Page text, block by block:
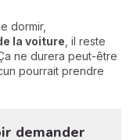
dormir,
la voiture , il reste
ne durera peut-être
pourrait prendre
demander